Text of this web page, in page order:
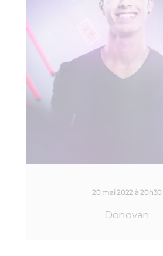
20 mai 2022 à 20h30
Donovan